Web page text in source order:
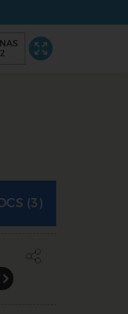
(3)